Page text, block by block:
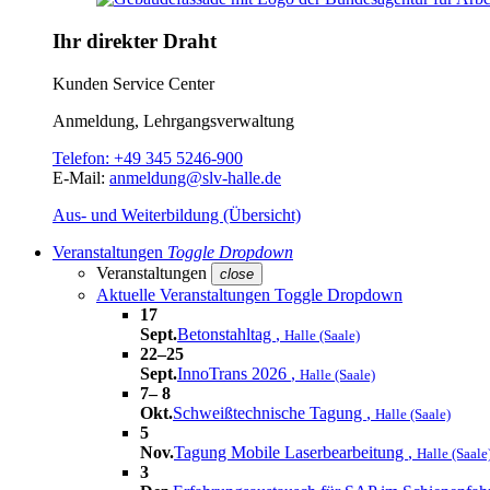
Ihr direkter Draht
Kunden Service Center
Anmeldung, Lehrgangsverwaltung
Telefon: +49 345 5246-900
E-Mail: anmeldung@slv-halle.de
Aus- und Weiterbildung (Übersicht)
Veranstaltungen Toggle Dropdown
Veranstaltungen
close
Aktuelle Veranstaltungen Toggle Dropdown
17
Sept.Betonstahltag , Halle (Saale)
22–25
Sept.InnoTrans 2026 , Halle (Saale)
7– 8
Okt.Schweißtechnische Tagung , Halle (Saale)
5
Nov.Tagung Mobile Laserbearbeitung , Halle
3